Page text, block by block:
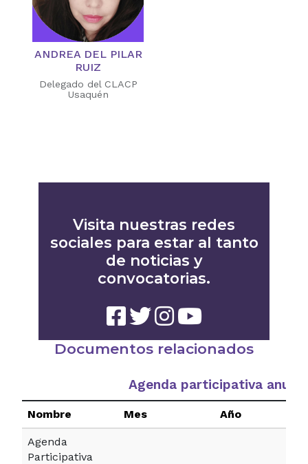
ANDREA DEL PILAR
RUIZ
Delegado del CLACP
Usaquén
Visita nuestras redes
sociales para estar al tanto
de noticias y
convocatorias.
Documentos relacionados
Agenda participativa anual
Nombre Mes Año
Agenda
Participativa